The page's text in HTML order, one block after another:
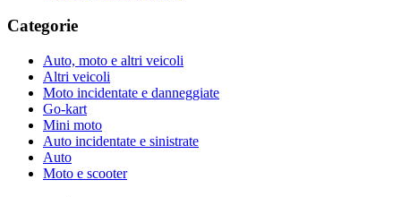
Categorie
Auto, moto e altri veicoli
Altri veicoli
Moto incidentate e danneggiate
Go-kart
Mini moto
Auto incidentate e sinistrate
Auto
Moto e scooter